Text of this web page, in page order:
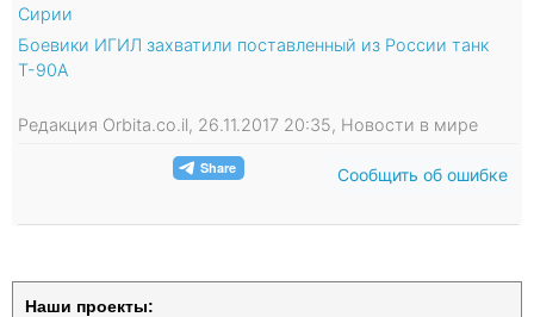
Сирии
Боевики ИГИЛ захватили поставленный из России танк
Т-90А
Редакция Orbita.co.il, 26.11.2017 20:35, Новости в мире
Сообщить об ошибке
Наши проекты: